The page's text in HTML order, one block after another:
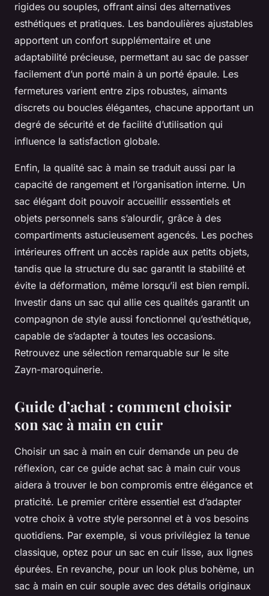
rigides ou souples, offrant ainsi des alternatives
esthétiques et pratiques. Les bandoulières ajustables
apportent un confort supplémentaire et une
adaptabilité précieuse, permettant au sac de passer
facilement d’un porté main à un porté épaule. Les
fermetures varient entre zips robustes, aimants
discrets ou boucles élégantes, chacune apportant un
degré de sécurité et de facilité d’utilisation qui
influence la satisfaction globale.
Enfin, la qualité sac à main se traduit aussi par la
capacité de rangement et l’organisation interne. Un
sac élégant doit pouvoir accueillir esssentiels et
objets personnels sans s’alourdir, grâce à des
compartiments astucieusement agencés. Les poches
intérieures offrent un accès rapide aux petits objets,
tandis que la structure du sac garantit la stabilité et
évite la déformation, même lorsqu’il est bien rempli.
Investir dans un sac qui allie ces qualités garantit un
compagnon de style aussi fonctionnel qu’esthétique,
capable de s’adapter à toutes les occasions.
Retrouvez une sélection remarquable sur le site
Zayn-maroquinerie.
Guide d’achat : comment choisir
son sac à main en cuir
Choisir un sac à main en cuir demande un peu de
réflexion, car ce guide achat sac à main cuir vous
aidera à trouver le bon compromis entre élégance et
praticité. Le premier critère essentiel est d’adapter
votre choix à votre style personnel et à vos besoins
quotidiens. Par exemple, si vous privilégiez la tenue
classique, optez pour un sac en cuir lisse, aux lignes
épurées. En revanche, pour un look plus bohème, un
sac à main en cuir souple avec des détails originaux